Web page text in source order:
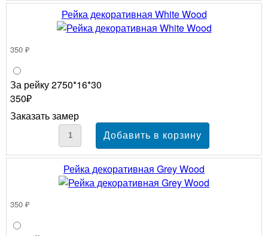
Рейка декоративная White Wood
350 ₽
За рейку 2750*16*30
350₽
Заказать замер
Рейка декоративная Grey Wood
350 ₽